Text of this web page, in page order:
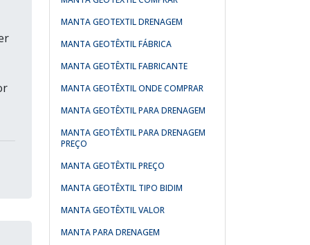
MANTA GEOTEXTIL DRENAGEM
MANTA GEOTÊXTIL FÁBRICA
MANTA GEOTÊXTIL FABRICANTE
MANTA GEOTÊXTIL ONDE COMPRAR
MANTA GEOTÊXTIL PARA DRENAGEM
MANTA GEOTÊXTIL PARA DRENAGEM
PREÇO
MANTA GEOTÊXTIL PREÇO
MANTA GEOTÊXTIL TIPO BIDIM
MANTA GEOTÊXTIL VALOR
MANTA PARA DRENAGEM